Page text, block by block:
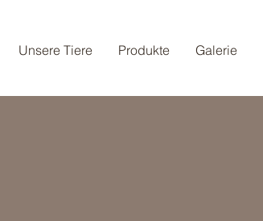
Unsere Tiere Produkte Galerie